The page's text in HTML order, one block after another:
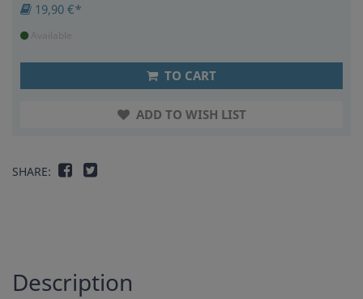
19,90 €*
Available
TO CART
ADD TO WISH LIST
SHARE:
Description